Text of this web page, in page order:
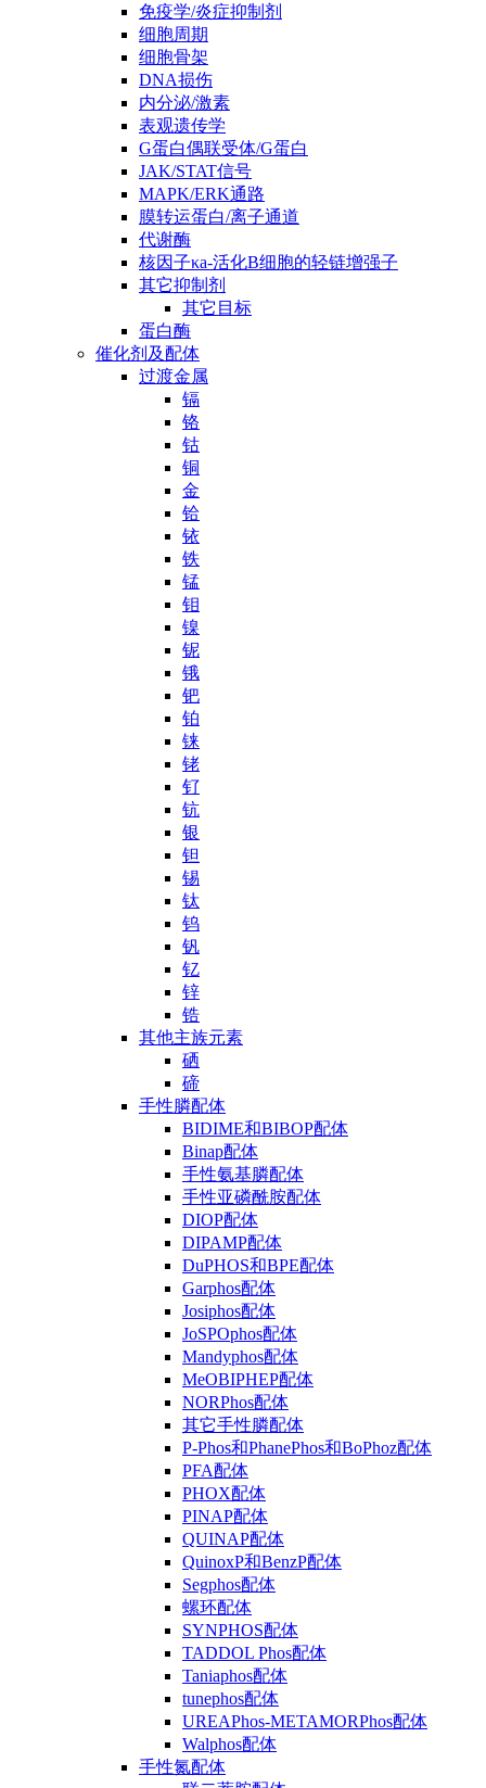
免疫学/炎症抑制剂
细胞周期
细胞骨架
DNA损伤
内分泌/激素
表观遗传学
G蛋白偶联受体/G蛋白
JAK/STAT信号
MAPK/ERK通路
膜转运蛋白/离子通道
代谢酶
核因子κa-活化B细胞的轻链增强子
其它抑制剂
其它目标
蛋白酶
催化剂及配体
过渡金属
镉
铬
钴
铜
金
铪
铱
铁
锰
钼
镍
铌
锇
钯
铂
铼
铑
钌
钪
银
钽
锡
钛
钨
钒
钇
锌
锆
其他主族元素
硒
碲
手性膦配体
BIDIME和BIBOP配体
Binap配体
手性氨基膦配体
手性亚磷酰胺配体
DIOP配体
DIPAMP配体
DuPHOS和BPE配体
Garphos配体
Josiphos配体
JoSPOphos配体
Mandyphos配体
MeOBIPHEP配体
NORPhos配体
其它手性膦配体
P-Phos和PhanePhos和BoPhoz配体
PFA配体
PHOX配体
PINAP配体
QUINAP配体
QuinoxP和BenzP配体
Segphos配体
螺环配体
SYNPHOS配体
TADDOL Phos配体
Taniaphos配体
tunephos配体
UREAPhos-METAMORPhos配体
Walphos配体
手性氮配体